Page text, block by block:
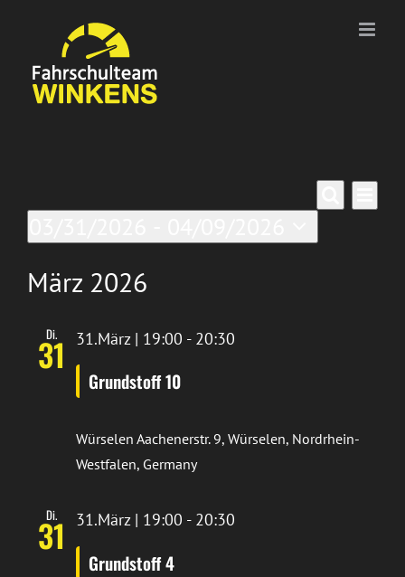
springen
Veranstaltungen
Suche
Suche
Datum
wählen.
März 2026
Di.
31
Grundstoff 10
31.März | 19:00 - 20:30
Würselen Aachenerstr. 9, Würselen, Nordrhein-
Westfalen, Germany
Di.
31
Grundstoff 4
31.März | 19:00 - 20:30